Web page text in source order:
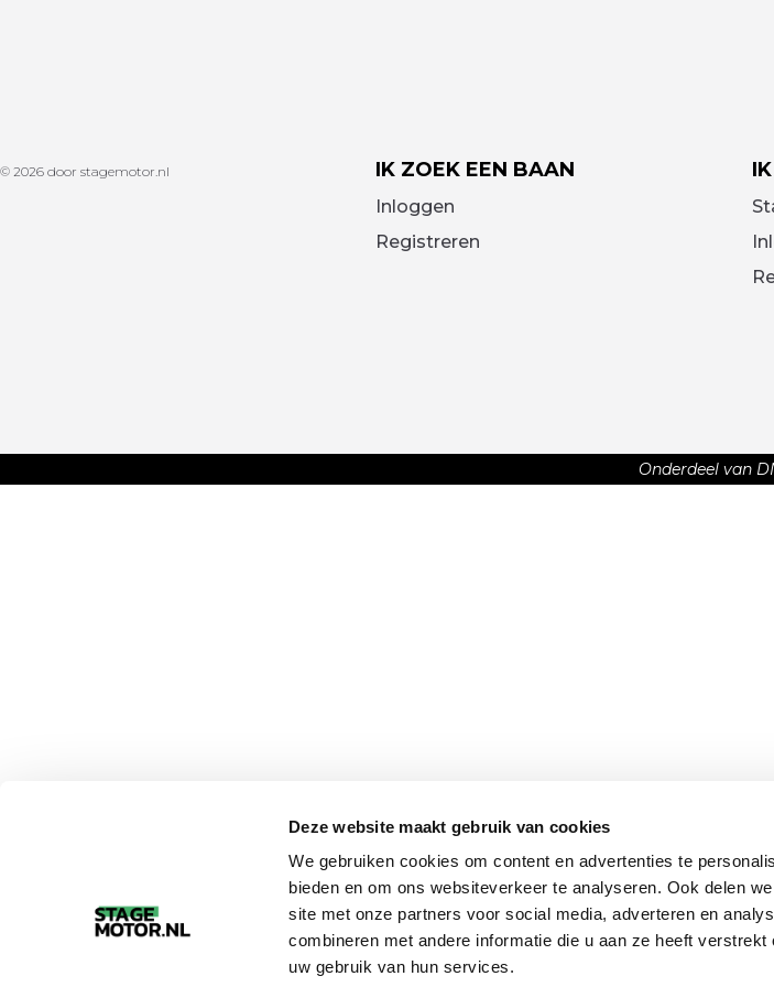
Deze website maakt gebruik van cookies
We gebruiken cookies om content en advertenties te
bieden en om ons websiteverkeer te analyseren. Ook delen
site met onze partners voor social media, adverteren en
combineren met andere informatie die u aan ze heeft
uw gebruik van hun services.
© 2026 door stagemotor.nl IK ZOEK EEN BAAN
Inloggen
Registreren
Onderdeel van